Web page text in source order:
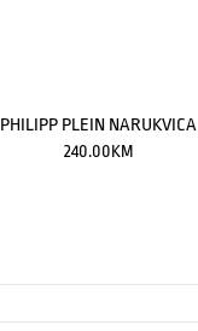
PHILIPP PLEIN NARUKVICA
240.00KM